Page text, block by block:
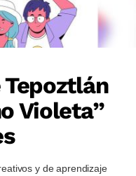
Violeta”
y de aprendizaje